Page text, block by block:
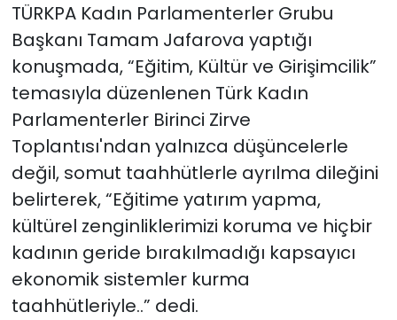
TÜRKPA Kadın Parlamenterler Grubu
Başkanı Tamam Jafarova yaptığı
konuşmada, “Eğitim, Kültür ve Girişimcilik”
temasıyla düzenlenen Türk Kadın
Parlamenterler Birinci Zirve
Toplantısı'ndan yalnızca düşüncelerle
değil, somut taahhütlerle ayrılma dileğini
belirterek, “Eğitime yatırım yapma,
kültürel zenginliklerimizi koruma ve hiçbir
kadının geride bırakılmadığı kapsayıcı
ekonomik sistemler kurma
taahhütleriyle..” dedi.